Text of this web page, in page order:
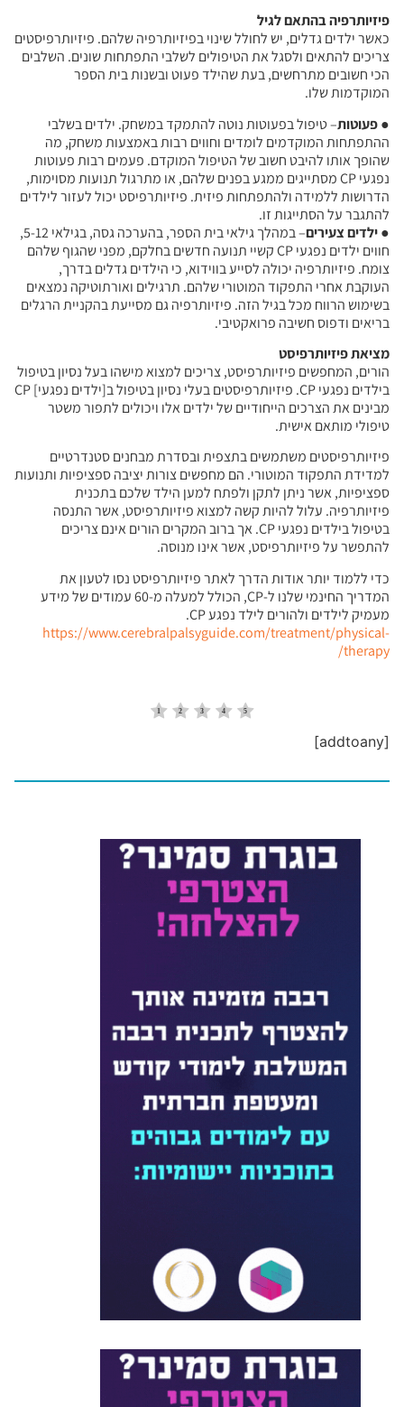
פיזיותרפיה בהתאם לגיל
כאשר ילדים גדלים, יש לחולל שינוי בפיזיותרפיה שלהם. פיזיותרפיסטים
צריכים להתאים ולסגל את הטיפולים לשלבי התפתחות שונים. השלבים
הכי חשובים מתרחשים, בעת שהילד פעוט ובשנות בית הספר
המוקדמות שלו.
●פעוטות– טיפול בפעוטות נוטה להתמקד במשחק. ילדים בשלבי
ההתפתחות המוקדמים לומדים וחווים רבות באמצעות משחק, מה
שהופך אותו להיבט חשוב של הטיפול המוקדם. פעמים רבות פעוטות
נפגעי CP מסתייגים ממגע בפנים שלהם, או מתרגול תנועות מסוימות,
הדרושות ללמידה ולהתפתחות פיזית. פיזיותרפיסט יכול לעזור לילדים
להתגבר על הסתייגות זו.
●ילדים צעירים
– במהלך גילאי בית הספר, בהערכה גסה, בגילאי 5-12,
חווים ילדים נפגעי CP קשיי תנועה חדשים בחלקם, מפני שהגוף שלהם
צומח. פיזיותרפיה יכולה לסייע בווידוא, כי הילדים גדלים בדרך,
העוקבת אחרי התפקוד המוטורי שלהם. תרגילים ואורתוטיקה נמצאים
בשימוש הרווח מכל בגיל הזה. פיזיותרפיה גם מסייעת בהקניית הרגלים
בריאים ודפוס חשיבה פרואקטיבי.
מציאת פיזיותרפיסט
הורים, המחפשים פיזיותרפיסט, צריכים למצוא מישהו בעל נסיון בטיפול
בילדים נפגעי CP. פיזיותרפיסטים בעלי נסיון בטיפול ב[ילדים נפגעי] CP
מבינים את הצרכים הייחודיים של ילדים אלו ויכולים לתפור משטר
טיפולי מותאם אישית.
פיזיותרפיסטים משתמשים בתצפית ובסדרת מבחנים סטנדרטיים
למדידת התפקוד המוטורי. הם מחפשים צורות יציבה ספציפיות ותנועות
ספציפיות, אשר ניתן לתקן ולפתח למען הילד שלכם בתכנית
פיזיותרפיה. עלול להיות קשה למצוא פיזיותרפיסט, אשר התנסה
בטיפול בילדים נפגעי CP. אך ברוב המקרים הורים אינם צריכים
להתפשר על פיזיותרפיסט, אשר אינו מנוסה.
כדי ללמוד יותר אודות הדרך לאתר פיזיותרפיסט נסו לטעון את
המדריך החינמי שלנו ל-CP, הכולל למעלה מ-60 עמודים של מידע
מעמיק לילדים ולהורים לילד נפגע CP.
https://www.cerebralpalsyguide.com/treatment/physical-
therapy/
[addtoany]